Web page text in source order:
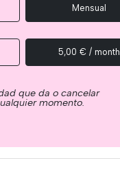
Mensual
5,00 € / month
que da o cancelar
momento.